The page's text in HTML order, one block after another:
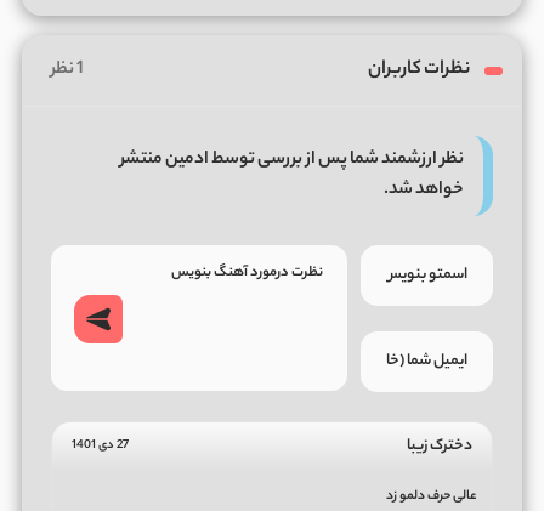
نظرات کاربران 1 نظر
نظر ارزشمند شما پس از بررسی توسط ادمین منتشر
خواهد شد.
دخترک زیبا 27 دی 1401
عالی حرف دلمو زد